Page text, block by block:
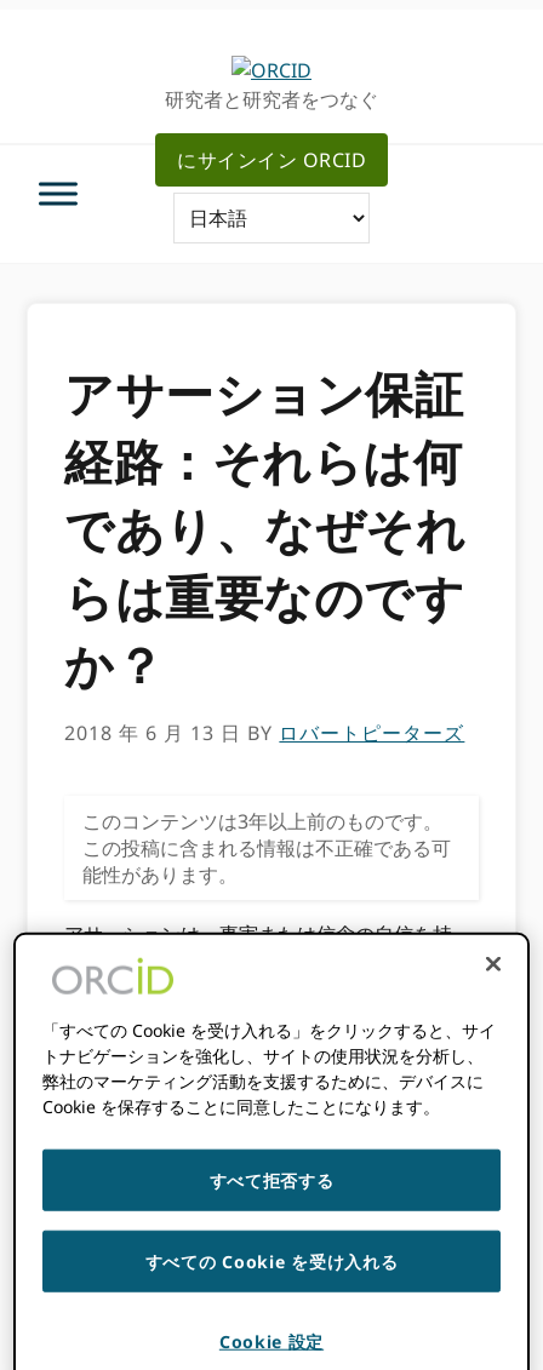
研究者と研究者をつなぐ
にサインイン ORCID
アサーション保証
経路：それらは何
であり、なぜそれ
らは重要なのです
か？
2018 年 6 月 13 日 BY ロバートピーターズ
このコンテンツは3年以上前のものです。
この投稿に含まれる情報は不正確である可
能性があります。
アサーションは、事実または信念の自信を持っ
て力強い声明、または自信を持って力強く何か
を述べたり、権威を行使したりする行為として
定義されます。
これはどのように関連していますか ORCID、
あなたは尋ねるかもしれませんか？ ORCID
らの ORCID iD）およびそれらの活動と所属
（他の識別子とAPIを介して）。これらは、研
究者によって、または彼らの許可を得て、によ
の解剖学 ORCID アサーション
アサーションは単純に見えるかもしれません
「すべての Cookie を受け入れる」をクリックすると、サイ
トナビゲーションを強化し、サイトの使用状況を分析し、
弊社のマーケティング活動を支援するために、デバイスに
Cookie を保存することに同意したことになります。
すべて拒否する
すべての Cookie を受け入れる
Cookie 設定